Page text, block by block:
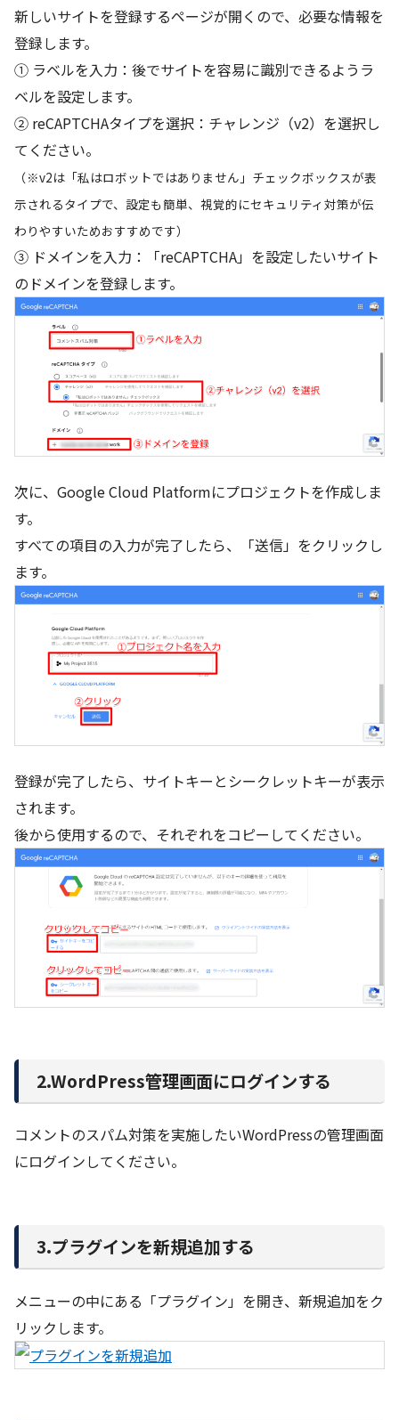
新しいサイトを登録するページが開くので、必要な情報を
登録します。
① ラベルを入力：後でサイトを容易に識別できるようラ
ベルを設定します。
② reCAPTCHAタイプを選択：チャレンジ（v2）を選択し
てください。
（※v2は「私はロボットではありません」チェックボックスが表
示されるタイプで、設定も簡単、視覚的にセキュリティ対策が伝
わりやすいためおすすめです）
③ ドメインを入力：「reCAPTCHA」を設定したいサイト
のドメインを登録します。
次に、Google Cloud Platformにプロジェクトを作成しま
す。
すべての項目の入力が完了したら、「送信」をクリックし
ます。
登録が完了したら、サイトキーとシークレットキーが表示
されます。
後から使用するので、それぞれをコピーしてください。
2.WordPress管理画面にログインする
コメントのスパム対策を実施したいWordPressの管理画面
にログインしてください。
3.プラグインを新規追加する
メニューの中にある「プラグイン」を開き、新規追加をク
リックします。